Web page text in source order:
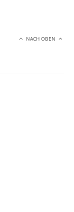
NACH OBEN